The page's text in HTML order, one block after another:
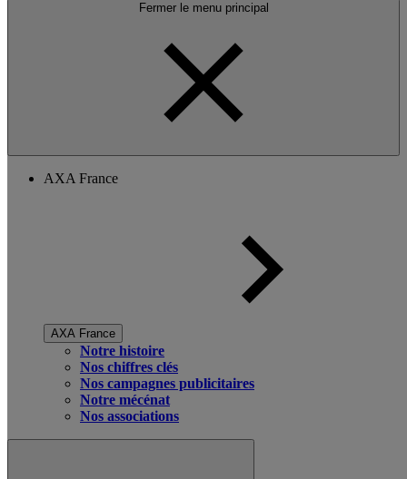
Fermer le menu principal
AXA France
AXA France
Notre histoire
Nos chiffres clés
Nos campagnes publicitaires
Notre mécénat
Nos associations